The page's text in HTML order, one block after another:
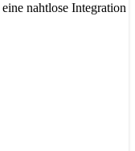
nahtlose Integration